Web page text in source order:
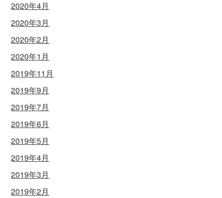
2020年4月
2020年3月
2020年2月
2020年1月
2019年11月
2019年9月
2019年7月
2019年6月
2019年5月
2019年4月
2019年3月
2019年2月